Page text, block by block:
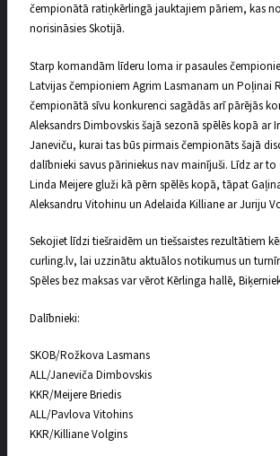
čempionātā ratiņkērlingā jauktajiem pāriem, kas
norisināsies Skotijā.
Starp komandām līderu loma ir pasaules
Latvijas čempioniem Agrim Lasmanam un Poļinai
čempionātā sīvu konkurenci sagādās arī pārējās
Aleksandrs Dimbovskis šajā sezonā spēlēs kopā ar
Janeviču, kurai tas būs pirmais čempionāts šajā
dalībnieki savus pāriniekus nav mainījuši. Līdz ar to
Linda Meijere gluži kā pērn spēlēs kopā, tāpat
Aleksandru Vitohinu un Adelaida Killiane ar Juriju
Sekojiet līdzi tiešraidēm un tiešsaistes rezultātiem
curling.lv, lai uzzinātu aktuālos notikumus un
Spēles bez maksas var vērot Kērlinga hallē,
Dalībnieki:
SKOB/Rožkova Lasmans
ALL/Janeviča Dimbovskis
KKR/Meijere Briedis
ALL/Pavlova Vitohins
KKR/Killiane Volgins